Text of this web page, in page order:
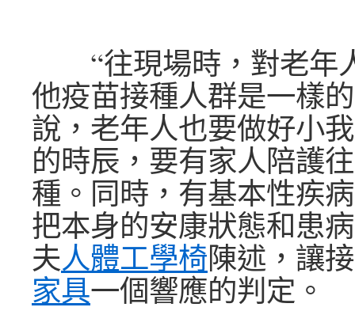
“往現場時，對老年
他疫苗接種人群是一樣
說，老年人也要做好小
的時辰，要有家人陪護
種。同時，有基本性疾
把本身的安康狀態和患
夫人體工學椅陳述，讓
家具一個響應的判定。